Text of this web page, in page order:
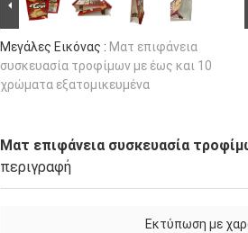
Μεγάλες Εικόνας : Ματ επιφάνεια
συσκευασία τροφίμων με έως και 10
χρώματα εξατομικευμένα
Ματ επιφάνεια συσκευασία
περιγραφή
Εκτύπωση με